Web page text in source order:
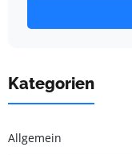
Kategorien
Allgemein